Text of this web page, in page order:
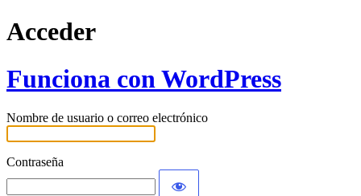
Acceder
Funciona con WordPress
Nombre de usuario o correo electrónico
Contraseña